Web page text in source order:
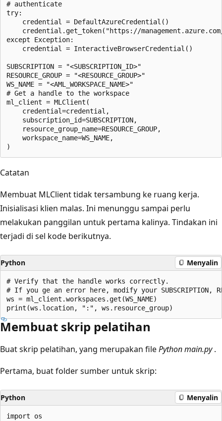
# authenticate
try:
    credential = DefaultAzureCredential()
credential.get_token("https://
except Exception:
    credential = InteractiveBrowserCredential()
SUBSCRIPTION = "<SUBSCRIPTION_ID>"
RESOURCE_GROUP = "<RESOURCE_GROUP>"
WS_NAME = "<AML_WORKSPACE_NAME>"
# Get a handle to the workspace
ml_client = MLClient(
    credential=credential,
    subscription_id=SUBSCRIPTION,
    resource_group_name=RESOURCE_GROUP,
    workspace_name=WS_NAME,
Catatan
Membuat MLClient tidak tersambung ke ruang kerja.
Inisialisasi klien malas. Ini menunggu sampai perlu
melakukan panggilan untuk pertama kalinya. Tindakan ini
terjadi di sel kode berikutnya.
Python Menyalin
# Verify that the handle works correctly.
# If you ge an error here, modify your SUBSCRIPTION,
ws = ml_client.workspaces.get(WS_NAME)
Membuat skrip pelatihan
Buat skrip pelatihan, yang merupakan filePython main.py.
Pertama, buat folder sumber untuk skrip:
Python Menyalin
import os